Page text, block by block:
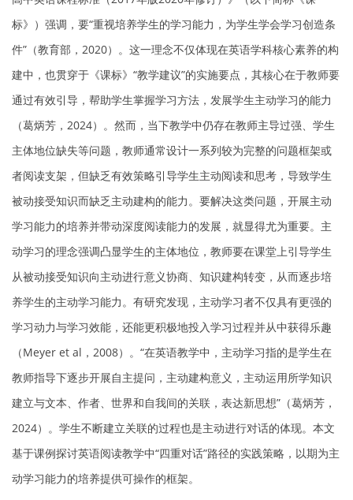
标》）强调，要“重视培养学生的学习能力，为学生学会学习创造条
件”（教育部，2020）。这一理念不仅体现在英语学科核心素养的构
建中，也贯穿于《课标》“教学建议”的实施要点，其核心在于教师要
通过有效引导，帮助学生掌握学习方法，发展学生主动学习的能力
（葛炳芳，2024）。然而，当下教学中仍存在教师主导过强、学生
主体地位缺失等问题，教师通常设计一系列较为完整的问题框架或
者阅读支架，但缺乏有效策略引导学生主动阅读和思考，导致学生
被动接受知识而缺乏主动建构的能力。要解决这类问题，开展主动
学习能力的培养并带动深度阅读能力的发展，就显得尤为重要。主
动学习的理念强调凸显学生的主体地位，教师要在课堂上引导学生
从被动接受知识向主动进行意义协商、知识建构转变，从而逐步培
养学生的主动学习能力。有研究发现，主动学习者不仅具有更强的
学习动力与学习效能，还能更积极地投入学习过程并从中获得乐趣
（Meyer et al，2008）。“在英语教学中，主动学习指的是学生在
教师指导下逐步开展自主提问，主动建构意义，主动运用所学知识
建立与文本、作者、世界和自我间的关联，表达新思想”（葛炳芳，
2024）。学生不断建立关联的过程也是主动进行对话的体现。本文
基于课例探讨英语阅读教学中“四重对话”路径的实践策略，以期为主
动学习能力的培养提供可操作的框架。